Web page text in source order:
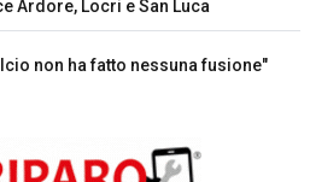
Ardore, Locri e San Luca
non ha fatto nessuna fusione"